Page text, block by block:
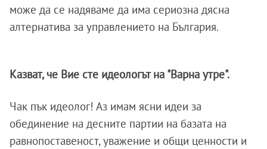
може да се надяваме да има сериозна дясна
алтернатива за управлението на България.
Казват, че Вие сте идеологът на "Варна утре".
Чак пък идеолог! Аз имам ясни идеи за
обединение на десните партии на базата на
равнопоставеност, уважение и общи ценности и